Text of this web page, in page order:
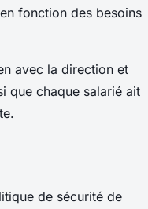
fonction des besoins
avec la direction et
que chaque salarié ait
de sécurité de